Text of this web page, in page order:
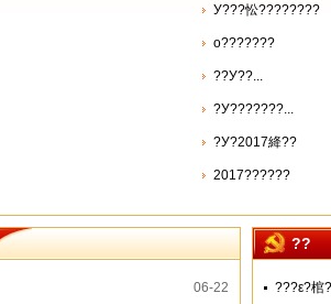
У???忪????????
о???????
??У??...
?У???????...
?У?2017絳??
2017??????
06-22
??
???ε?棺